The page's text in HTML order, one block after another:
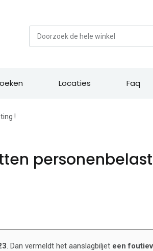
Locaties Faq
!
. Dan vermeldt het aanslagbiljet een